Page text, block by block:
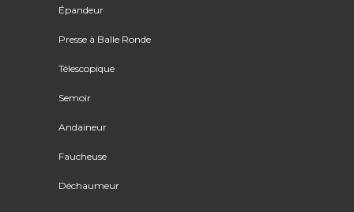
Épandeur
Presse à Balle Ronde
Télescopique
Semoir
Andaineur
Faucheuse
Déchaumeur